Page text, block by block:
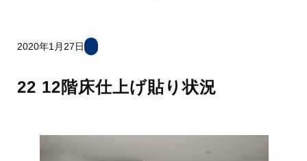
2020年1月27日
22 12階床仕上げ貼り状況